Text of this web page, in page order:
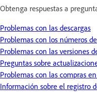
Obtenga respuestas a
Problemas con las descargas
Problemas con los números
Problemas con las versiones
Preguntas sobre
Problemas con las compras
Información sobre el registro